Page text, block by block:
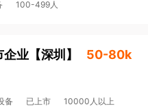
100-499人
企业 【深圳 】 50-80k
备 已上市 10000人以上